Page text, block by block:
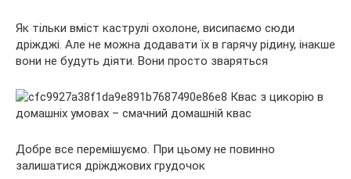
Як тільки вміст каструлі охолоне, висипаємо сюди
дріжджі. Але не можна додавати їх в гарячу рідину, інакше
вони не будуть діяти. Вони просто зваряться
Добре все перемішуємо. При цьому не повинно
залишатися дріжджових грудочок